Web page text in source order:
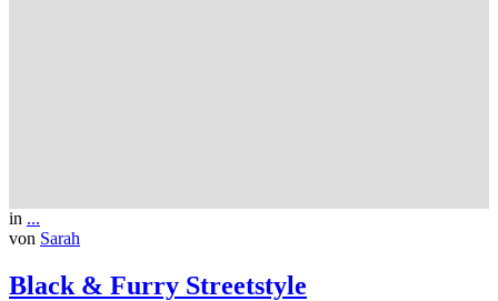
in ...
von Sarah
Black & Furry Streetstyle